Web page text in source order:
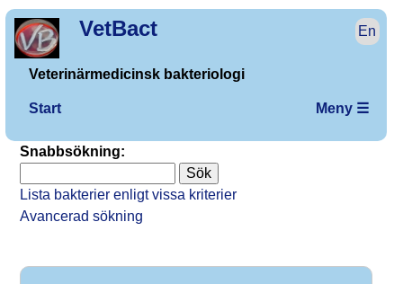
VetBact En
Veterinärmedicinsk bakteriologi
Start Meny ☰
Snabbsökning:
Lista bakterier enligt vissa kriterier
Avancerad sökning